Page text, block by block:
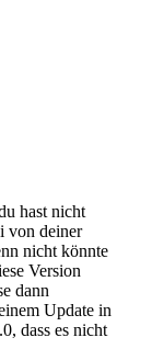
hast nicht
von deiner
nicht könnte
Version
dann
Update in
dass es nicht